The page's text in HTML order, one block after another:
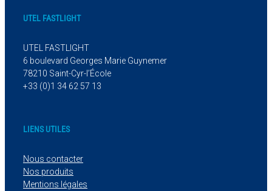
UTEL FASTLIGHT
UTEL FASTLIGHT
6 boulevard Georges Marie Guynemer
78210 Saint-Cyr-l’École
+33 (0)1 34 62 57 13
LIENS UTILES
Nous contacter
Nos produits
Mentions légales